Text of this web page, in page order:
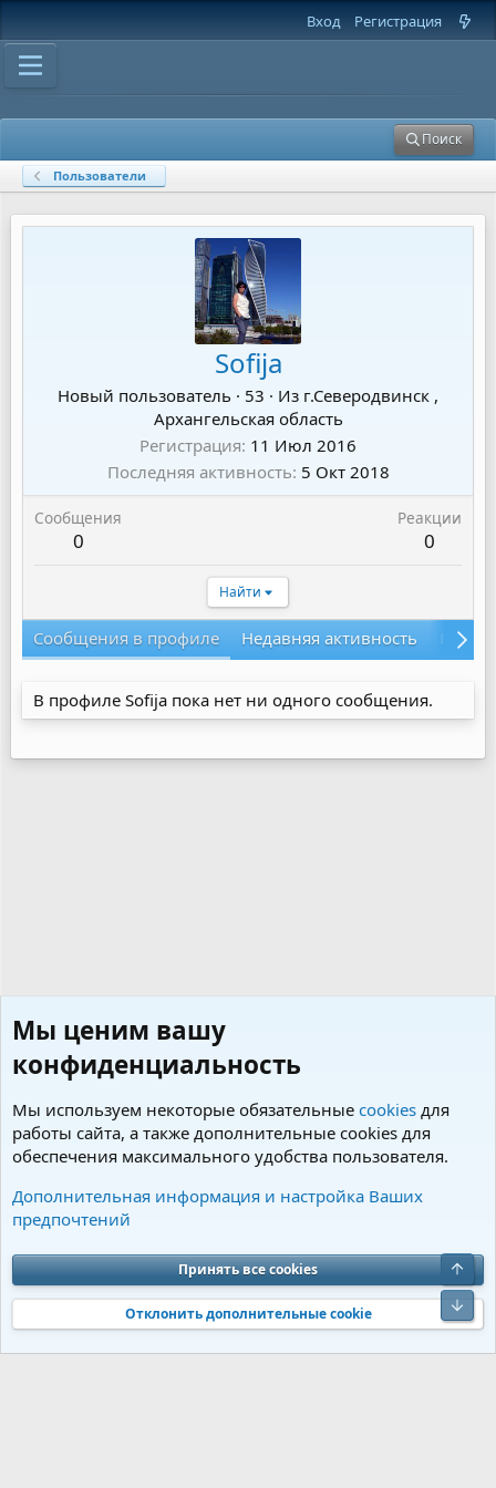
Вход Регистрация
Поиск
Пользователи
Sofija
Новый пользователь · 53 · Из г.Северодвинск ,
Архангельская область
Регистрация 11 Июл 2016
Последняя активность 5 Окт 2018
Сообщения
0
Реакции
0
Найти
Сообщения в профиле Недавняя активность
В профиле Sofija пока нет ни одного сообщения.
Пользователи
Cookies Charm by DCom
Обратная связь
Условия и правила
Политика конфиденциальности
Помощь
S
S
Community platform by XenForo® © 2010-2026 XenForo Ltd. Перевод от
Jumuro®|Media embeds via s9e/MediaSites
Мы ценим вашу
конфиденциальность
Мы используем некоторые обязательные cookies для
работы сайта, а также дополнительные cookies для
обеспечения максимального удобства пользователя.
Дополнительная информация и настройка Ваших
предпочтений
Принять все cookies
Отклонить дополнительные cookie
Верх
Низ